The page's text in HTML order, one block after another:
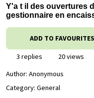
Y'a t il des ouvertures
gestionnaire en
ADD TO FAVOURITES
3 replies
20 views
Author: Anonymous
Category: General